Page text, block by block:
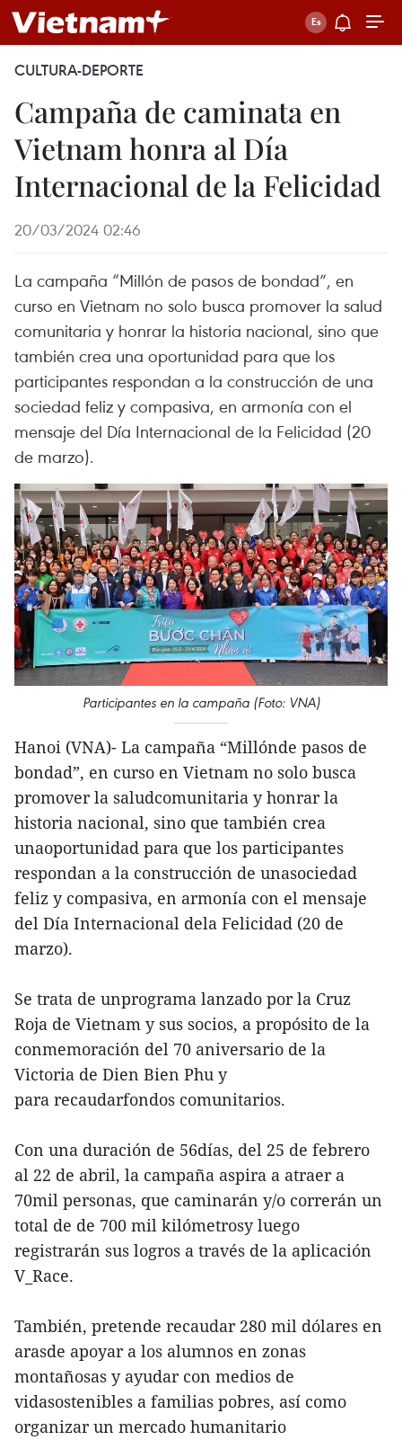
CULTURA-DEPORTE
Campaña de caminata en
Vietnam honra al Día
Internacional de la Felicidad
20/03/2024 02:46
La campaña “Millón de pasos de bondad”, en
curso en Vietnam no solo busca promover la salud
comunitaria y honrar la historia nacional, sino que
también crea una oportunidad para que los
participantes respondan a la construcción de una
sociedad feliz y compasiva, en armonía con el
mensaje del Día Internacional de la Felicidad (20
de marzo).
Participantes en la campaña (Foto: VNA)
Hanoi (VNA)- La campaña “Millónde pasos de
bondad”, en curso en Vietnam no solo busca
promover la saludcomunitaria y honrar la
historia nacional, sino que también crea
unaoportunidad para que los participantes
respondan a la construcción de unasociedad
feliz y compasiva, en armonía con el mensaje
del Día Internacional dela Felicidad (20 de
marzo).
Se trata de unprograma lanzado por la Cruz
Roja de Vietnam y sus socios, a propósito de la
conmemoración del 70 aniversario de la
Victoria de Dien Bien Phu y
para recaudarfondos comunitarios.
Con una duración de 56días, del 25 de febrero
al 22 de abril, la campaña aspira a atraer a
70mil personas, que caminarán y/o correrán un
total de de 700 mil kilómetrosy luego
registrarán sus logros a través de la aplicación
V_Race.
También, pretende recaudar 280 mil dólares en
arasde apoyar a los alumnos en zonas
montañosas y ayudar con medios de
vidasostenibles a familias pobres, así como
organizar un mercado humanitario